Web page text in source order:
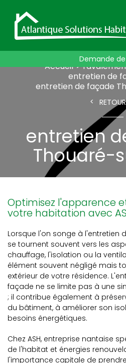
Demande
Accueil
entretien de
entretien de façade
RETOUR
entretien
Thouaré-
Optimisez l'apparence
votre habitation avec
Lorsque l'on songe à l'entretien
se tournent souvent vers les
chauffage, l'isolation ou la
élément souvent négligé mais
extérieur de votre résidence.
façade ne se limite pas à une
; il contribue également à
du bâtiment, à améliorer son
besoins énergétiques.
Chez ASH, entreprise nantaise
de l'habitat et énergies
l'importance capitale de